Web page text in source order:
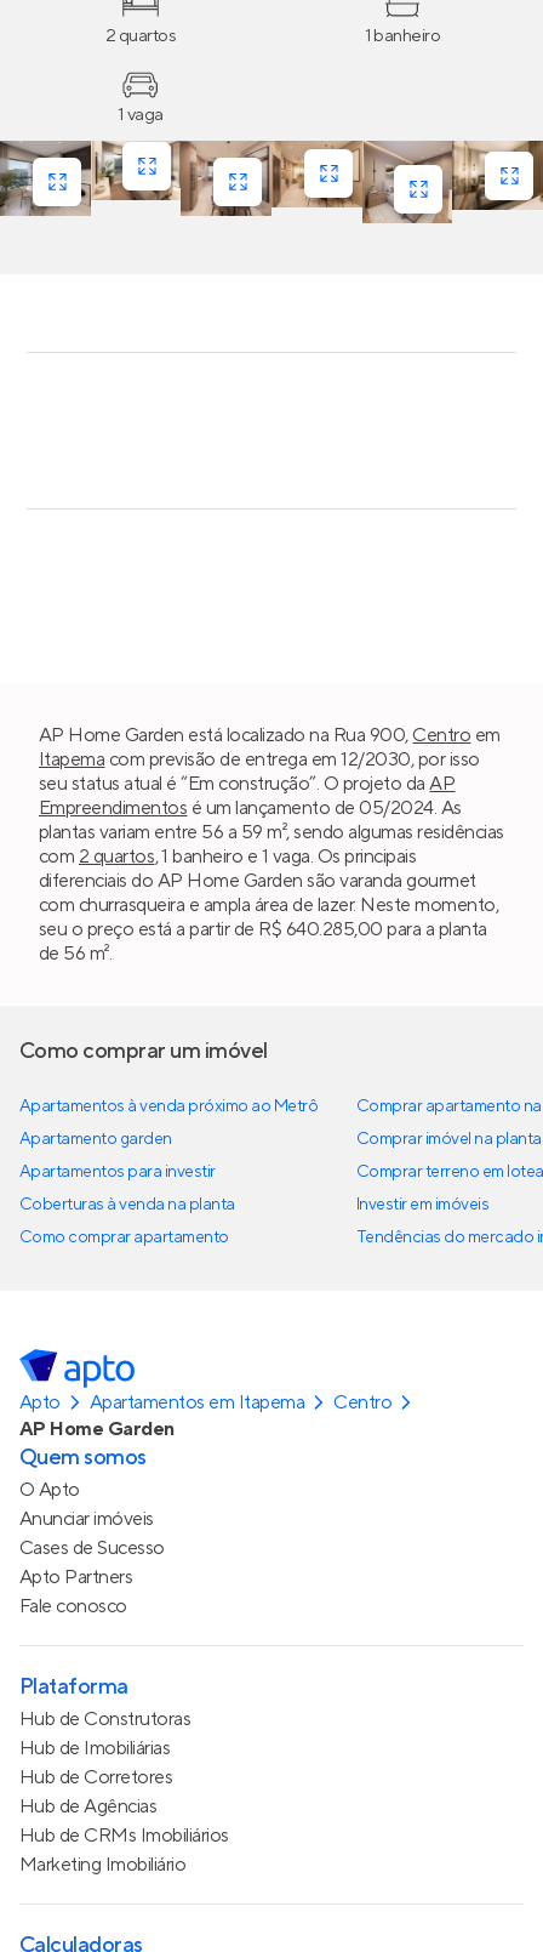
2 quartos 1 banheiro
1 vaga
AP Home Garden está localizado na Rua 900, Centro em
Itapema com previsão de entrega em 12/2030, por isso
seu status atual é “Em construção”. O projeto daAP
Empreendimentos é um lançamento de 05/2024. As
plantas variam entre 56 a 59 m², sendo algumas residências
com 2 quartos, 1 banheiro e 1 vaga. Os principais
diferenciais do AP Home Garden são varanda gourmet
com churrasqueira e ampla área de lazer. Neste momento,
seu o preço está a partir de R$ 640.285,00 para a planta
de 56 m².
Como comprar um imóvel
Apartamentos à venda próximo ao Metrô
Apartamento garden
Apartamentos para investir
Coberturas à venda na planta
Como comprar apartamento
Comprar apartamento
Comprar imóvel na planta
Comprar terreno em
Investir em imóveis
Tendências do mercado
Apto Apartamentos em Itapema
Centro
AP Home Garden
Quem somos
O Apto
Anunciar imóveis
Cases de Sucesso
Apto Partners
Fale conosco
Plataforma
Hub de Construtoras
Hub de Imobiliárias
Hub de Corretores
Hub de Agências
Hub de CRMs Imobiliários
Marketing Imobiliário
Calculadoras